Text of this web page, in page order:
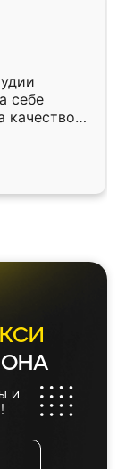
себе
качеством
почти
и